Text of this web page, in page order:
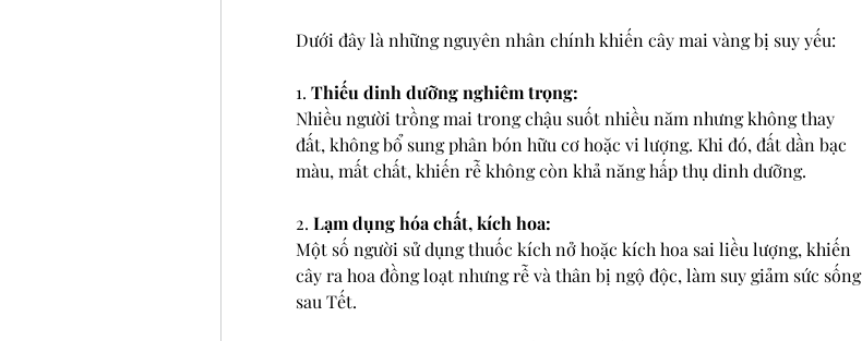
Dưới đây là những nguyên nhân chính khiến cây mai vàng bị suy yếu:
1. Thiếu dinh dưỡng nghiêm trọng:
Nhiều người trồng mai trong chậu suốt nhiều năm nhưng không thay
đất, không bổ sung phân bón hữu cơ hoặc vi lượng. Khi đó, đất dần bạc
màu, mất chất, khiến rễ không còn khả năng hấp thụ dinh dưỡng.
2. Lạm dụng hóa chất, kích hoa:
Một số người sử dụng thuốc kích nở hoặc kích hoa sai liều lượng, khiến
cây ra hoa đồng loạt nhưng rễ và thân bị ngộ độc, làm suy giảm sức sống
sau Tết.